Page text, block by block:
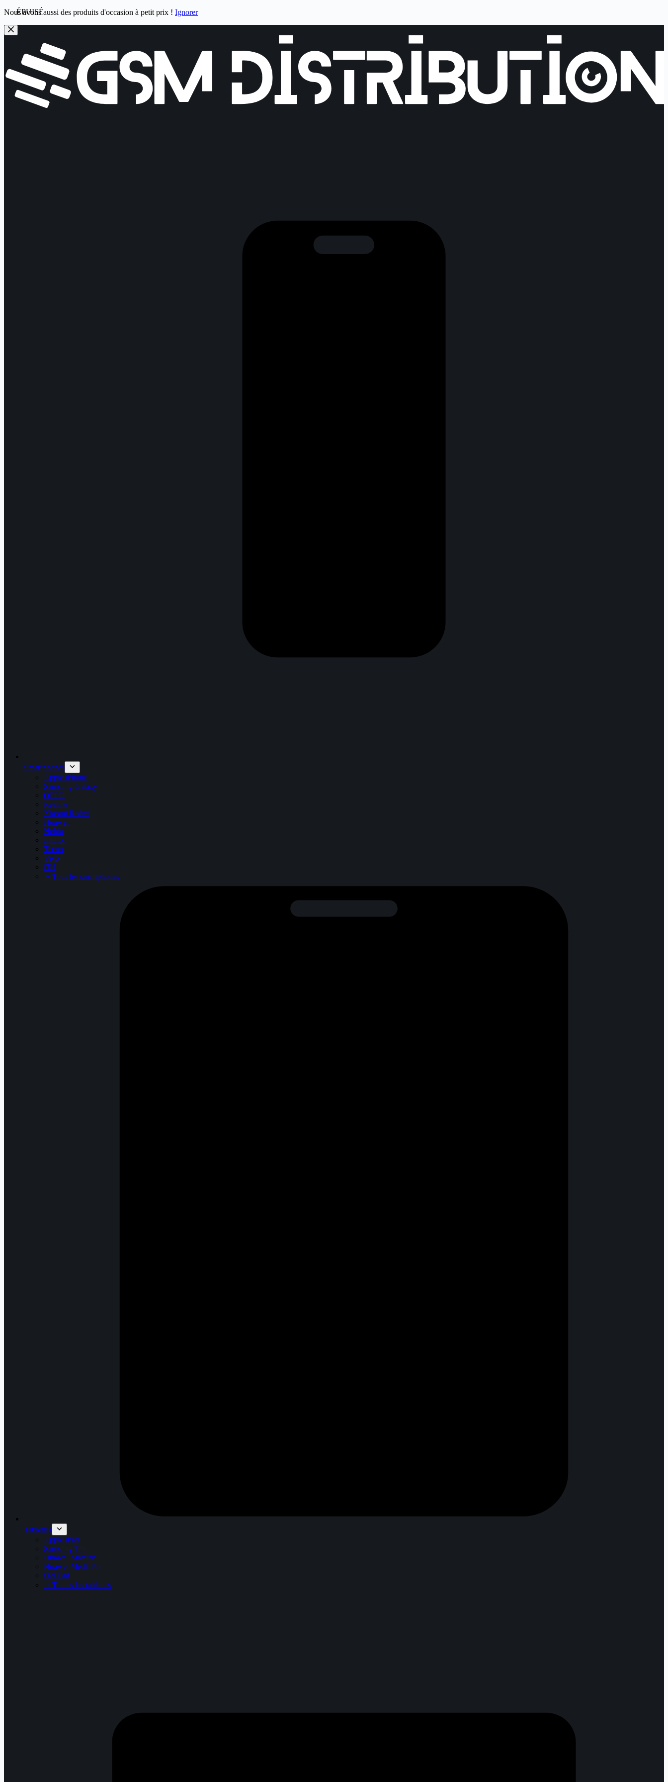
Nous avons aussi des produits d'occasion à petit prix ! Ignorer
Passer
au
Smartphones
Apple iPhone
Samsung Galaxy
OPPO
Realme
Xiaomi Redmi
Huawei
Nokia
Infinix
Tecno
Vivo
iTel
⤷ Tous les smartphones
Tablettes
Apple iPad
Samsung Tab
Huawei Matetab
Huawei MediaPad
iTel Pad
⤷ Toutes les tablettes
ÉPUISÉ